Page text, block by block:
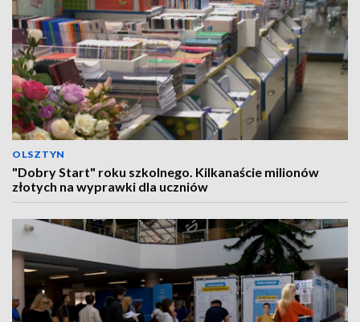
OLSZTYN
"Dobry Start" roku szkolnego. Kilkanaście milionów
złotych na wyprawki dla uczniów